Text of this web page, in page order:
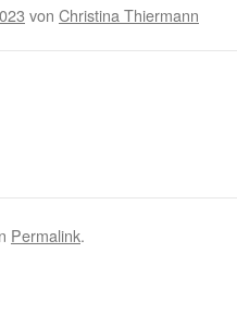
von Christina Thiermann
Permalink.